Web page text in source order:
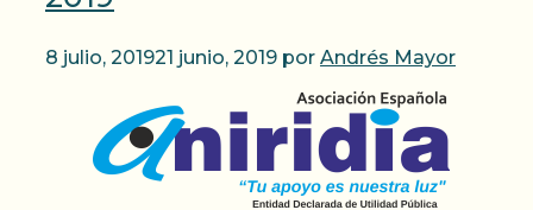
8 julio, 201921 junio, 2019 por Andrés Mayor